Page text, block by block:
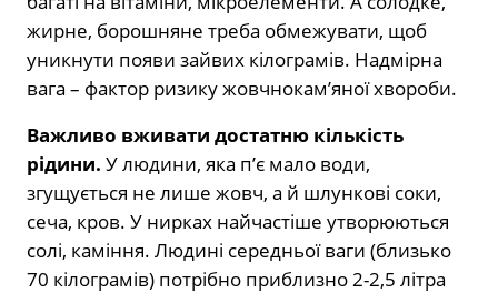
жирне, борошняне треба обмежувати, щоб
уникнути появи зайвих кілограмів. Надмірна
вага – фактор ризику жовчнокам’яної хвороби.
Важливо вживати достатню кількість
рідини. У людини, яка п’є мало води,
згущується не лише жовч, а й шлункові соки,
сеча, кров. У нирках найчастіше утворюються
солі, каміння. Людині середньої ваги (близько
70 кілограмів) потрібно приблизно 2-2,5 літра